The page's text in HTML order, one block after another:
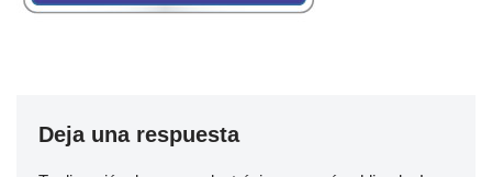
Deja una respuesta